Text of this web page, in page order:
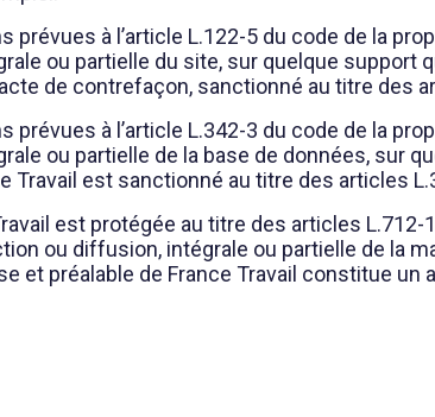
prévues à l’article L.122-5 du code de la
ou partielle du site, sur quelque support
de contrefaçon, sanctionné au titre des
prévues à l’article L.342-3 du code de la
ou partielle de la base de données, sur
Travail est sanctionné au titre des articles
est protégée au titre des articles
ou diffusion, intégrale ou partielle de la
et préalable de France Travail constitue